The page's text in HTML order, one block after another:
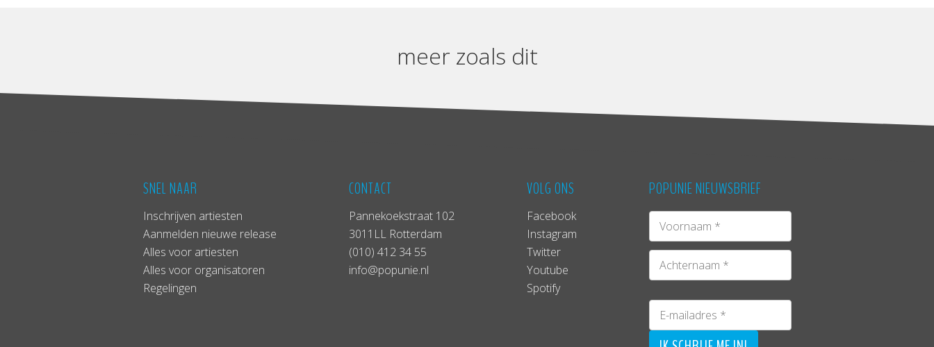
meer zoals dit
SNEL NAAR
Inschrijven artiesten
Aanmelden nieuwe release
Alles voor artiesten
Alles voor organisatoren
Regelingen
CONTACT
Pannekoekstraat 102
3011LL Rotterdam
(010) 412 34 55
info@popunie.nl
VOLG ONS
Facebook
Instagram
Twitter
Youtube
Spotify
POPUNIE NIEUWSBRIEF